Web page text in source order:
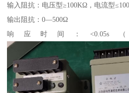
输入阻抗：电压型≥100KΩ，电流型
输出阻抗：0—500Ω
响应时间：<0.05s